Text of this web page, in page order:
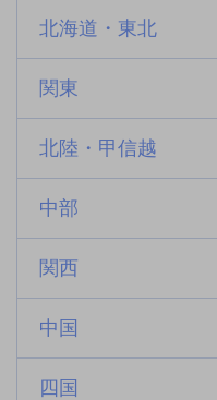
北海道・東北
関東
北陸・甲信越
中部
関西
中国
四国